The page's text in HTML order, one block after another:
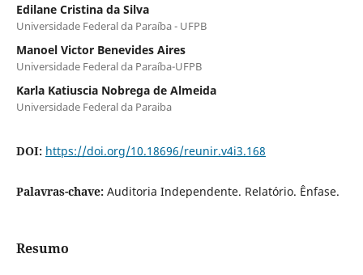
Edilane Cristina da Silva
Universidade Federal da Paraíba - UFPB
Manoel Victor Benevides Aires
Universidade Federal da Paraíba-UFPB
Karla Katiuscia Nobrega de Almeida
Universidade Federal da Paraiba
DOI: https://doi.org/10.18696/reunir.v4i3.168
Palavras-chave: Auditoria Independente. Relatório. Ênfase.
Resumo